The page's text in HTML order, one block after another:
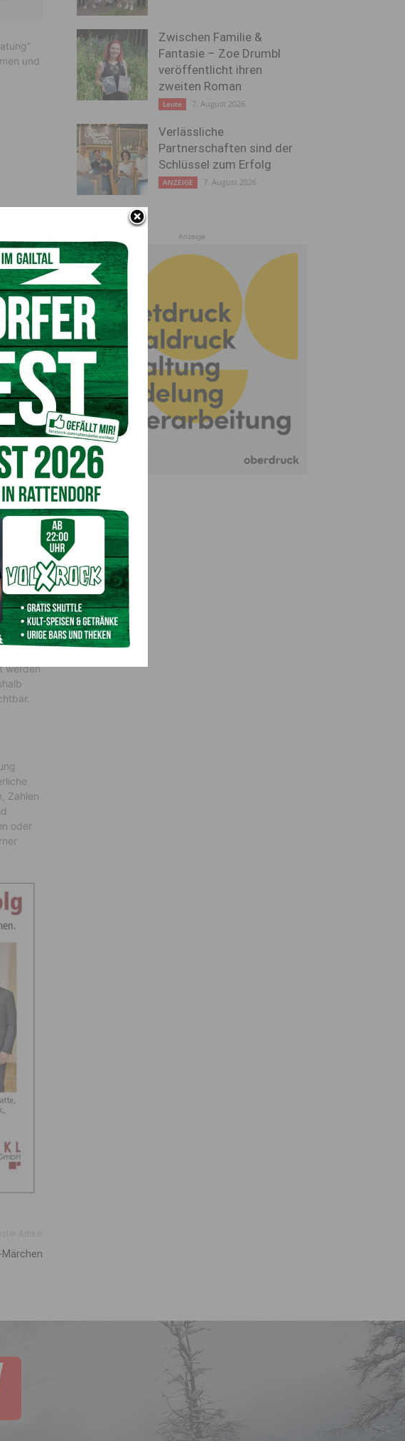
und
und
geht
werden
Zahlen
oder
Zwischen Familie &
Fantasie – Zoe Drumbl
veröffentlicht ihren
zweiten Roman
Leute 7. August 2026
Verlässliche
Partnerschaften sind der
Schlüssel zum Erfolg
ANZEIGE 7. August 2026
Anzeige